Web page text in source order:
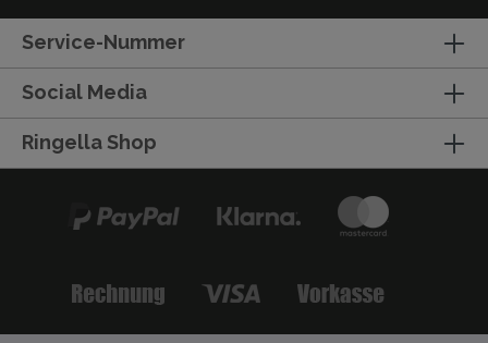
Service-Nummer
Social Media
Ringella Shop